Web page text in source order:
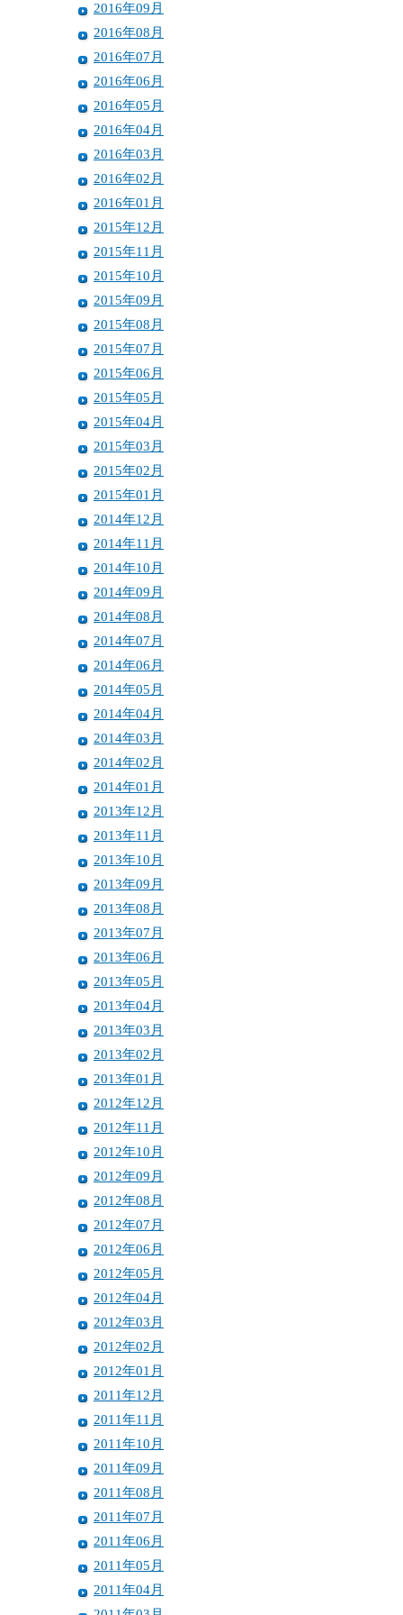
2016年09月
2016年08月
2016年07月
2016年06月
2016年05月
2016年04月
2016年03月
2016年02月
2016年01月
2015年12月
2015年11月
2015年10月
2015年09月
2015年08月
2015年07月
2015年06月
2015年05月
2015年04月
2015年03月
2015年02月
2015年01月
2014年12月
2014年11月
2014年10月
2014年09月
2014年08月
2014年07月
2014年06月
2014年05月
2014年04月
2014年03月
2014年02月
2014年01月
2013年12月
2013年11月
2013年10月
2013年09月
2013年08月
2013年07月
2013年06月
2013年05月
2013年04月
2013年03月
2013年02月
2013年01月
2012年12月
2012年11月
2012年10月
2012年09月
2012年08月
2012年07月
2012年06月
2012年05月
2012年04月
2012年03月
2012年02月
2012年01月
2011年12月
2011年11月
2011年10月
2011年09月
2011年08月
2011年07月
2011年06月
2011年05月
2011年04月